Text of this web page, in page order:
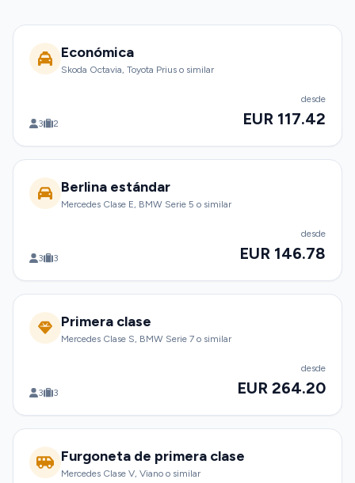
Económica
Skoda Octavia, Toyota Prius o similar
3 2
desde
EUR 117.42
Berlina estándar
Mercedes Clase E, BMW Serie 5 o similar
3 3
desde
EUR 146.78
Primera clase
Mercedes Clase S, BMW Serie 7 o similar
3 3
desde
EUR 264.20
Furgoneta de primera clase
Mercedes Clase V, Viano o similar